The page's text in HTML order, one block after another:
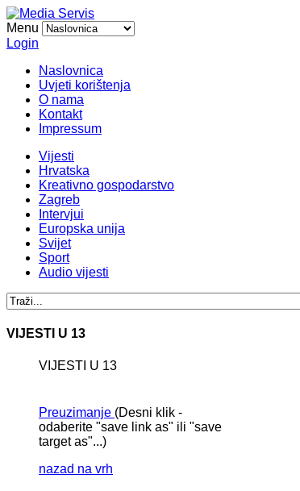
Menu
Login
Naslovnica
Uvjeti korištenja
O nama
Kontakt
Impressum
Vijesti
Hrvatska
Kreativno gospodarstvo
Zagreb
Intervjui
Europska unija
Svijet
Sport
Audio vijesti
VIJESTI U 13
VIJESTI U 13
Preuzimanje (Desni klik -
odaberite "save link as" ili "save
target as"...)
nazad na vrh